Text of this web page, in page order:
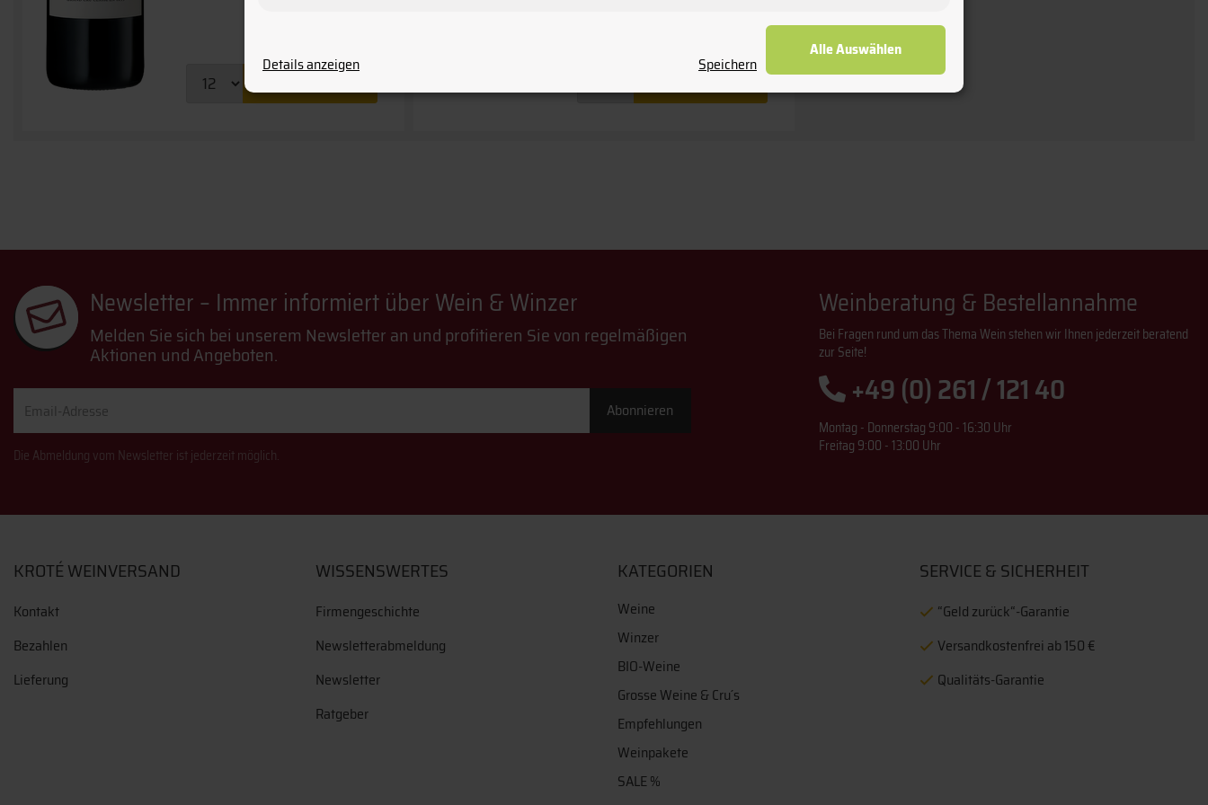
Newsletter – Immer informiert über Wein & Winzer
Melden Sie sich bei unserem Newsletter an und profitieren Sie von regelmäßigen
Aktionen und Angeboten.
Adresse
Abonnieren
Die Abmeldung vom Newsletter ist jederzeit möglich.
Weinberatung & Bestellannahme
Bei Fragen rund um das Thema Wein stehen wir Ihnen jederzeit beratend
zur Seite!
+49 (0) 261 / 121 40
Montag - Donnerstag 9:00 - 16:30 Uhr
Freitag 9:00 - 13:00 Uhr
KROTÉ WEINVERSAND
Kontakt
Bezahlen
Lieferung
WISSENSWERTES
Firmengeschichte
Newsletterabmeldung
Newsletter
Ratgeber
KATEGORIEN
Weine
Winzer
BIO-Weine
Grosse Weine & Cru´s
Empfehlungen
Weinpakete
SALE %
SERVICE & SICHERHEIT
“Geld zurück“-Garantie
Versandkostenfrei ab 150 €
Qualitäts-Garantie
Details anzeigen Speichern
Alle Auswählen